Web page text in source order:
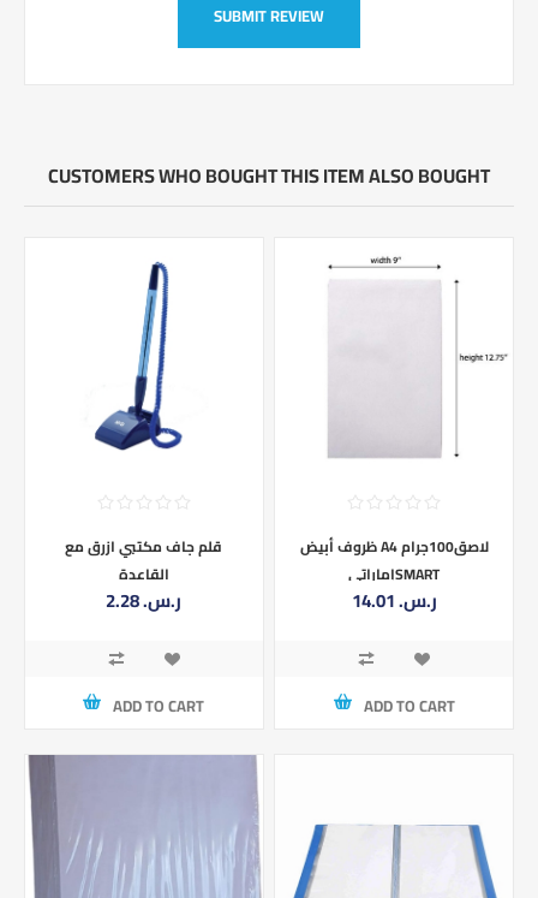
SUBMIT REVIEW
CUSTOMERS WHO BOUGHT THIS ITEM ALSO BOUGHT
قلم جاف مكتبي ازرق مع
القاعدة
2.28 ر.س.‏
ADD TO CART
ظروف أبيض A4 لاصق100جرام
إماراتيSMART
14.01 ر.س.‏
ADD TO CART